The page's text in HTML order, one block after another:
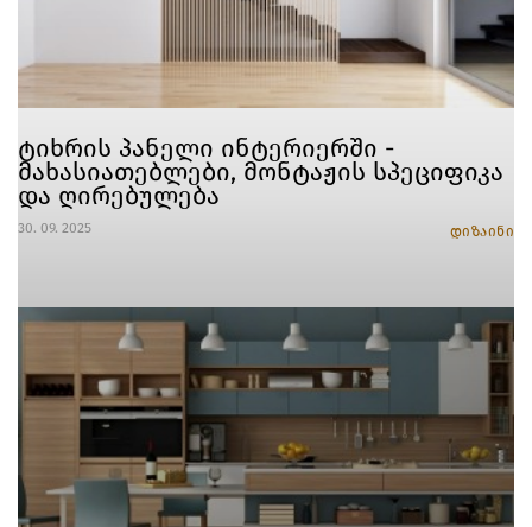
ტიხრის პანელი ინტერიერში -
მახასიათებლები, მონტაჟის სპეციფიკა
და ღირებულება
30. 09. 2025 დიზაინი